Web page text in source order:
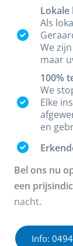
Als
We
maar
100%
We
Elke
en
Bel ons nu
een
nacht.
Info: